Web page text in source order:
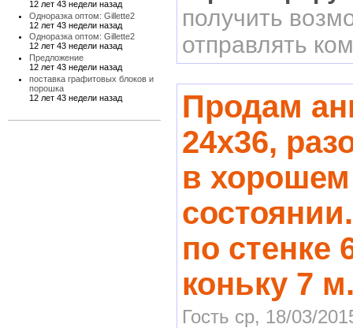
12 лет 43 недели назад
Одноразка оптом: Gillette2
12 лет 43 недели назад
Одноразка оптом: Gillette2
12 лет 43 недели назад
Предложение
12 лет 43 недели назад
поставка графитовых блоков и
порошка
12 лет 43 недели назад
получить
отправлять
Продам
24х36,
в хорошем
по стенке
коньку 7
Гость ср, 18/03/